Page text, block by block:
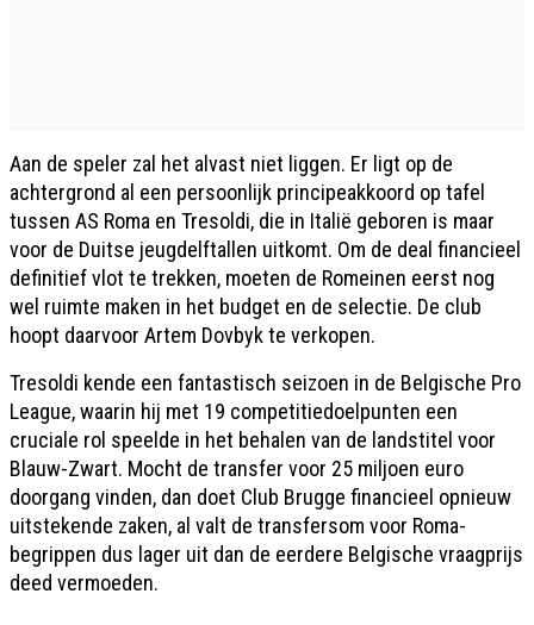
Aan de speler zal het alvast niet liggen. Er ligt op de
achtergrond al een persoonlijk principeakkoord op tafel
tussen AS Roma en Tresoldi, die in Italië geboren is maar
voor de Duitse jeugdelftallen uitkomt. Om de deal financieel
definitief vlot te trekken, moeten de Romeinen eerst nog
wel ruimte maken in het budget en de selectie. De club
hoopt daarvoor Artem Dovbyk te verkopen.
Tresoldi kende een fantastisch seizoen in de Belgische Pro
League, waarin hij met 19 competitiedoelpunten een
cruciale rol speelde in het behalen van de landstitel voor
Blauw-Zwart. Mocht de transfer voor 25 miljoen euro
doorgang vinden, dan doet Club Brugge financieel opnieuw
uitstekende zaken, al valt de transfersom voor Roma-
begrippen dus lager uit dan de eerdere Belgische vraagprijs
deed vermoeden.